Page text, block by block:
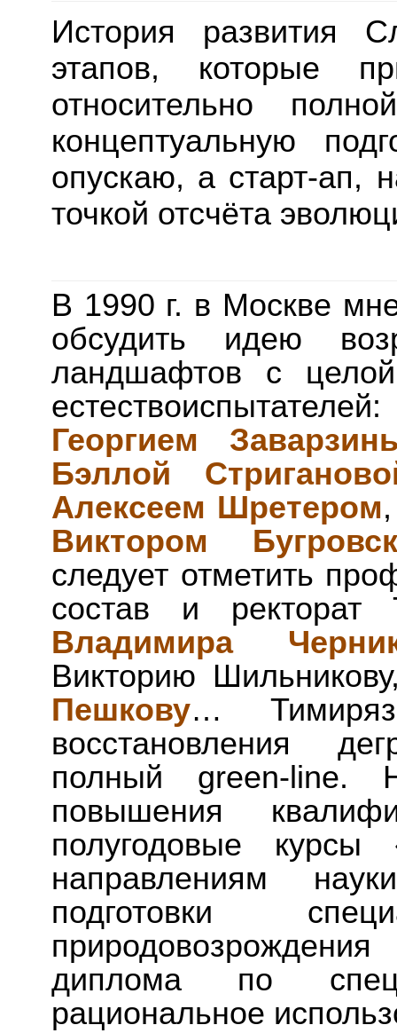
История развития
этапов, которые
относительно
концептуальную
опускаю, а старт-ап,
точкой отсчёта
В 1990 г. в Москве
обсудить идею
ландшафтов с
Георгием
Бэллой
Алексеем Шретером
Виктором
следует отметить
состав и ректорат
Владимира
Викторию
Пешкову…
восстановления
полный green-line.
повышения
полугодовые
направлениям
подготовки
диплома по
рациональное